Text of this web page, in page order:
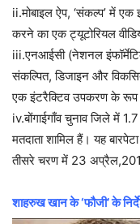
ii.मोबाइल ऐप, ‘संकल्प’ में एक
करने का एक ट्यूटोरियल
iii.एनआईसी (नेशनल
संकल्पित, डिजाइन और
एक इंटरैक्टिव उपकरण के रूप
iv.बोंगाईगाँव चुनाव जिले में
मतदाता शामिल हैं। यह
तीसरे चरण में 23
शाहरुख खान के ‘फौजी’ के